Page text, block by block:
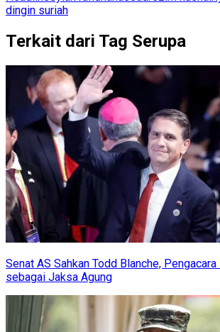
dingin suriah
Terkait dari Tag Serupa
Senat AS Sahkan Todd Blanche,
sebagai Jaksa Agung